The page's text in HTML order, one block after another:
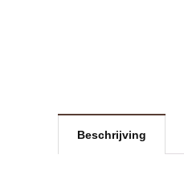
Beschrijving